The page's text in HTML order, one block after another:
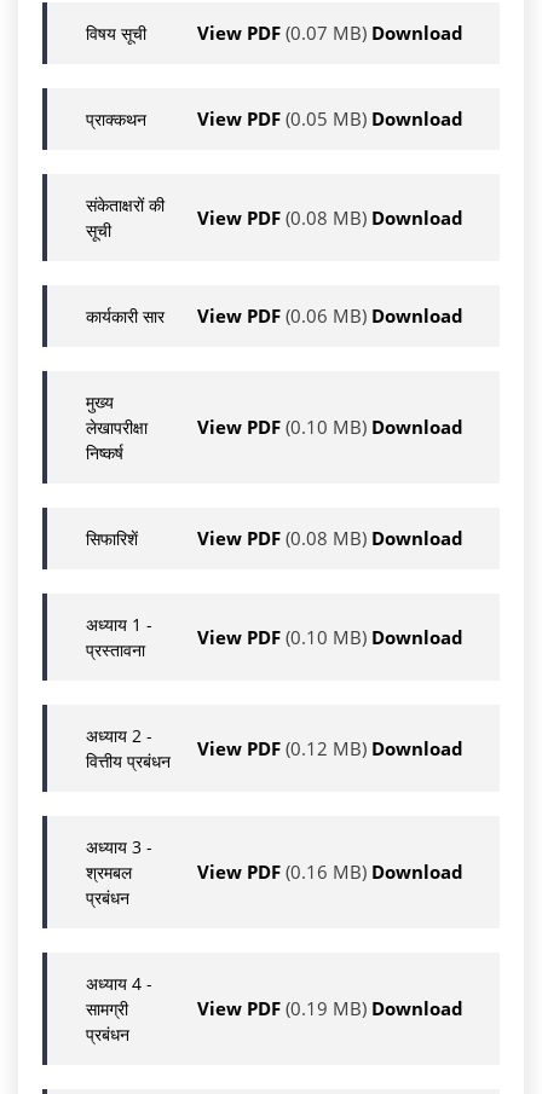
विषय सूची View PDF (0.07 MB) Download
प्राक्कथन View PDF (0.05 MB) Download
संकेताक्षरों की
सूची
View PDF (0.08 MB) Download
कार्यकारी सार View PDF (0.06 MB) Download
मुख्य
लेखापरीक्षा
निष्कर्ष
View PDF (0.10 MB) Download
सिफारिशें View PDF (0.08 MB) Download
अध्याय 1 -
प्रस्तावना
View PDF (0.10 MB) Download
अध्याय 2 -
वित्तीय प्रबंधन
View PDF (0.12 MB) Download
अध्याय 3 -
श्रमबल
प्रबंधन
View PDF (0.16 MB) Download
अध्याय 4 -
सामग्री
प्रबंधन
View PDF (0.19 MB) Download